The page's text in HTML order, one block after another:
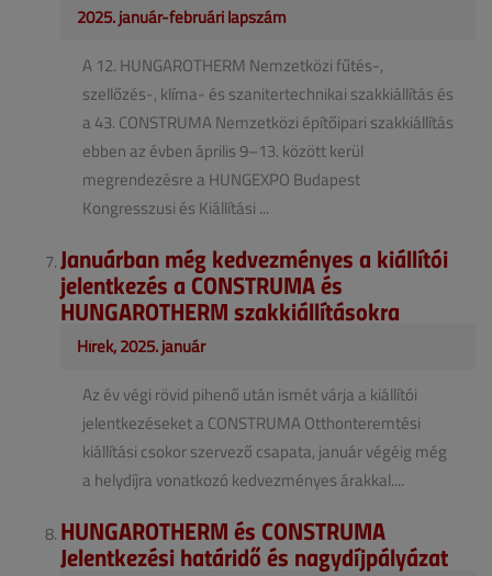
2025. január-februári lapszám
A 12. HUNGAROTHERM Nemzetközi fűtés-,
szellőzés-, klíma- és szanitertechnikai szakkiállítás és
a 43. CONSTRUMA Nemzetközi építőipari szakkiállítás
ebben az évben április 9–13. között kerül
megrendezésre a HUNGEXPO Budapest
Kongresszusi és Kiállítási ...
Januárban még kedvezményes a kiállítói
jelentkezés a CONSTRUMA és
HUNGAROTHERM szakkiállításokra
Hírek, 2025. január
Az év végi rövid pihenő után ismét várja a kiállítói
jelentkezéseket a CONSTRUMA Otthonteremtési
kiállítási csokor szervező csapata, január végéig még
a helydíjra vonatkozó kedvezményes árakkal....
HUNGAROTHERM és CONSTRUMA
Jelentkezési határidő és nagydíjpályázat